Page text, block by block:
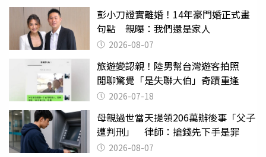
彭小刀證實離婚！14年豪門婚正式畫
句點 親曝：我們還是家人
2026-08-07
旅遊變認親！陸男幫台灣遊客拍照
閒聊驚覺「是失聯大伯」奇蹟重逢
2026-07-18
母親過世當天提領206萬辦後事「父子
遭判刑」 律師：搶錢先下手是罪
2026-08-07